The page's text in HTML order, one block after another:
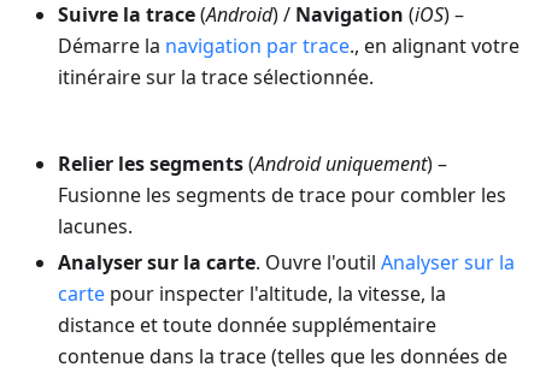
Suivre la trace(Android) / Navigation (iOS) –
Démarre la navigation par trace., en alignant votre
itinéraire sur la trace sélectionnée.
Relier les segments(Android uniquement) –
Fusionne les segments de trace pour combler les
lacunes.
Analyser sur la carte. Ouvre l'outil Analyser sur la
carte pour inspecter l'altitude, la vitesse, la
distance et toute donnée supplémentaire
contenue dans la trace (telles que les données de